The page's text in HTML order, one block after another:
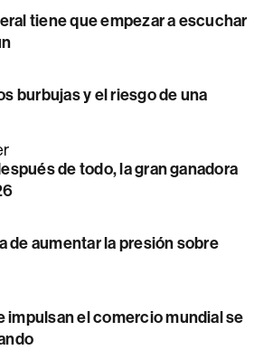
tiene que empezar a escuchar
burbujas y el riesgo de una
de todo, la gran ganadora
de aumentar la presión sobre
impulsan el comercio mundial se